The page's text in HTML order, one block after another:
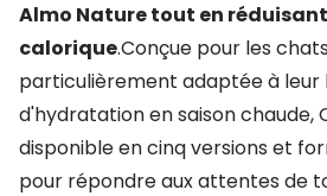
Almo Nature tout en
calorique.Conçue pour les
particulièrement adaptée à leur
d'hydratation en saison chaude,
disponible en cinq versions et
pour répondre aux attentes de